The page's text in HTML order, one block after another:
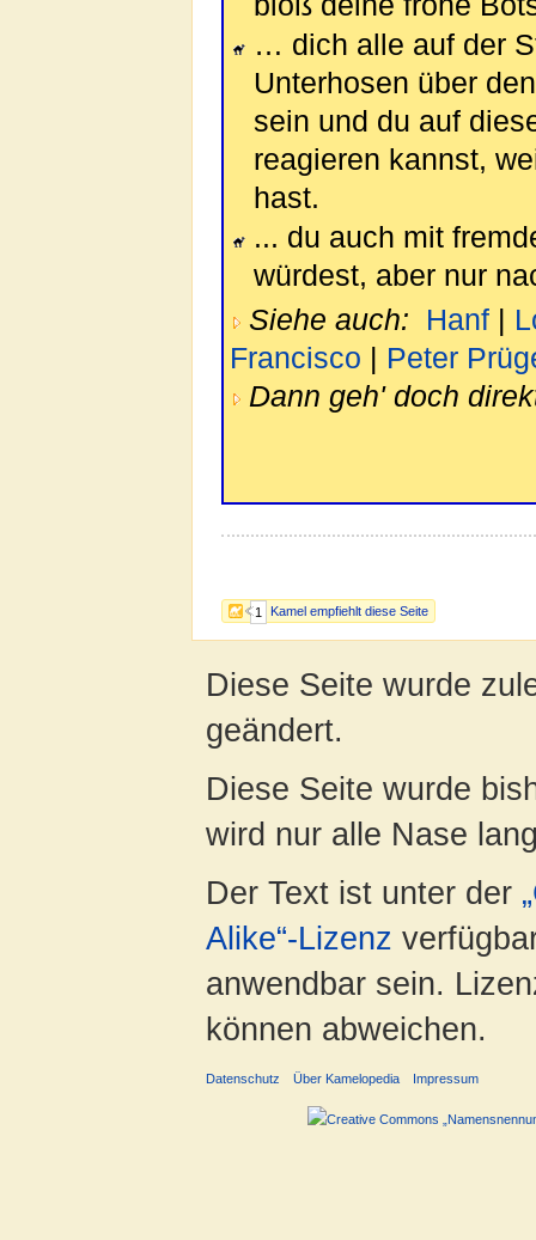
1 Kamel empfiehlt diese Seite
… dich alle auf der
Unterhosen über
sein und du auf
reagieren kannst,
hast.
... du auch mit
würdest, aber nur
Siehe auch:
Hanf
Francisco
Peter
Dann geh' doch
Diese Seite wurde
geändert.
Diese Seite wurde
wird nur alle Nase
Der Text ist unter der
Alike“-Lizenz
anwendbar sein.
können abweichen.
Datenschutz Über Kamelopedia Impressum